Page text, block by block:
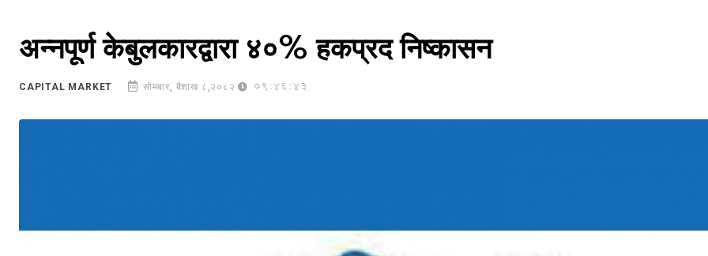
अन्नपूर्ण केबुलकारद्वारा ४०% हकप्रद निष्कासन
CAPITAL MARKET सोमबार, बैशाख ८,२०८२ 09:46:43